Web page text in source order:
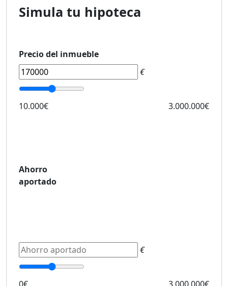
Simula tu hipoteca
Precio del inmueble
€
10.000€ 3.000.000€
Ahorro
aportado
€